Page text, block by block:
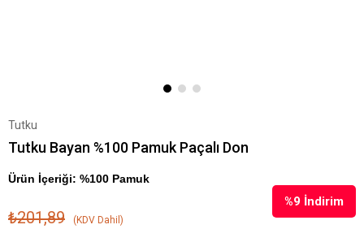
Tutku
Tutku Bayan %100 Pamuk Paçalı Don
Ürün İçeriği: %100 Pamuk
%9 İndirim
₺201,89 (KDV Dahil)